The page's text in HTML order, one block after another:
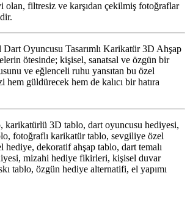
olan, filtresiz ve karşıdan çekilmiş fotoğraflar
Oyuncusu Tasarımlı Karikatür 3D Ahşap
ötesinde; kişisel, sanatsal ve özgün bir
ve eğlenceli ruhu yansıtan bu özel
hem güldürecek hem de kalıcı bir hatıra
karikatürlü 3D tablo, dart oyuncusu hediyesi,
fotoğraflı karikatür tablo, sevgiliye özel
hediye, dekoratif ahşap tablo, dart temalı
mizahi hediye fikirleri, kişisel duvar
tablo, özgün hediye alternatifi, el yapımı